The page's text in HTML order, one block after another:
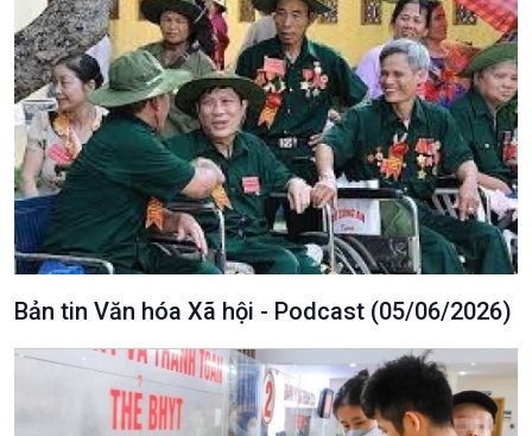
Bản tin Văn hóa Xã hội - Podcast (05/06/2026)